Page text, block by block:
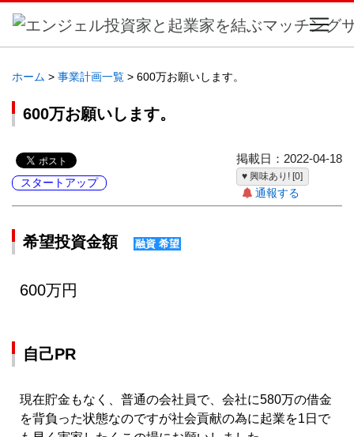
ホーム > 事業計画一覧 > 600万お願いします。
600万お願いします。
スタートアップ
掲載日：2022-04-18
♥ 興味あり! [0]
通報する
希望投資金額 融資 希望
600万円
自己PR
現在貯金もなく、普通の会社員で、会社に580万の借金
を背負った状態なのですが社会貢献の為に起業を1日で